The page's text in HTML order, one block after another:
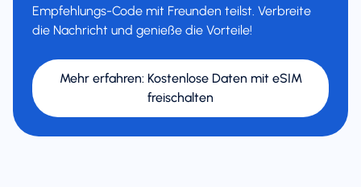
Empfehlungs-Code mit Freunden teilst. Verbreite
die Nachricht und genieße die Vorteile!
Mehr erfahren: Kostenlose Daten mit eSIM
freischalten